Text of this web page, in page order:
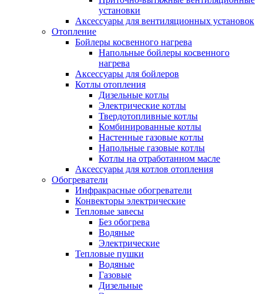
установки
Аксессуары для вентиляционных установок
Отопление
Бойлеры косвенного нагрева
Напольные бойлеры косвенного
нагрева
Аксессуары для бойлеров
Котлы отопления
Дизельные котлы
Электрические котлы
Твердотопливные котлы
Комбинированные котлы
Настенные газовые котлы
Напольные газовые котлы
Котлы на отработанном масле
Аксессуары для котлов отопления
Обогреватели
Инфракрасные обогреватели
Конвекторы электрические
Тепловые завесы
Без обогрева
Водяные
Электрические
Тепловые пушки
Водяные
Газовые
Дизельные